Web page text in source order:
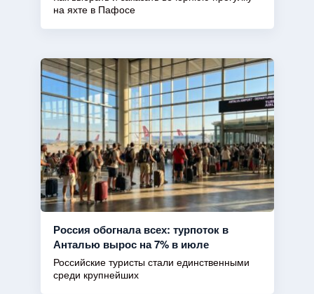
на яхте в Пафосе
Россия обогнала всех: турпоток в
Анталью вырос на 7% в июле
Российские туристы стали единственными
среди крупнейших